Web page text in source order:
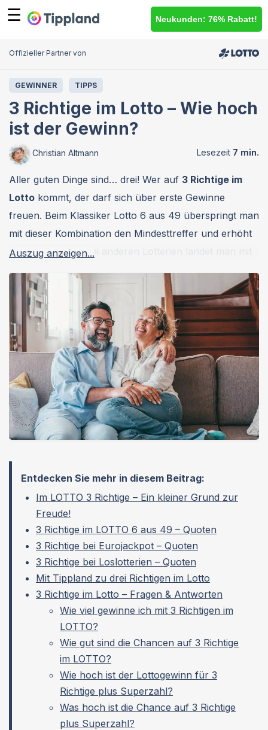
☰ Neukunden: 76% Rabatt!
Offizieller Partner von
GEWINNER TIPPS
3 Richtige im Lotto – Wie hoch
ist der Gewinn?
Christian Altmann
Aller guten Dinge sind… drei! Wer auf 3 Richtige im
Lotto kommt, der darf sich über erste Gewinne
freuen. Beim Klassiker Lotto 6 aus 49 überspringt man
mit dieser Kombination den Mindesttreffer und erhöht
die Lottoquoten. Bei anderen Lotterien landet man mit
ist der Gewinn bei 3 Richtigen im Lotto?
verschaffen Ihnen den Überblick, welche
Gewinnquoten Sie erwarten dürfen.
Auszug anzeigen...
Entdecken Sie mehr in diesem Beitrag:
Im LOTTO 3 Richtige – Ein kleiner Grund zur
Freude!
3 Richtige im LOTTO 6 aus 49 – Quoten
3 Richtige bei Eurojackpot – Quoten
3 Richtige bei Loslotterien – Quoten
Mit Tippland zu drei Richtigen im Lotto
3 Richtige im Lotto – Fragen & Antworten
Wie viel gewinne ich mit 3 Richtigen im
LOTTO?
Wie gut sind die Chancen auf 3 Richtige
im LOTTO?
Wie hoch ist der Lottogewinn für 3
Richtige plus Superzahl?
Was hoch ist die Chance auf 3 Richtige
plus Superzahl?